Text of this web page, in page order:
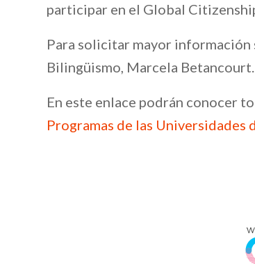
participar en el Global
Para solicitar mayor
Bilingüismo, Marcela Betancourt.
En este enlace podrán conocer
Programas de las Universidades